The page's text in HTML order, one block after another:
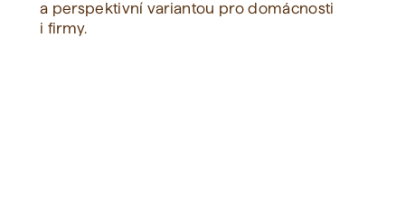
a perspektivní variantou pro domácnosti
i firmy.